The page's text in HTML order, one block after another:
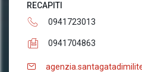
RECAPITI
0941723013
0941704863